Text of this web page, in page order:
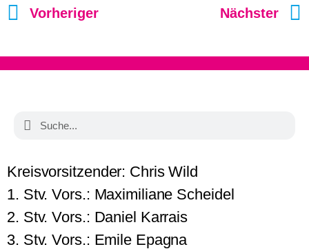
Vorheriger Nächster
Kreisvorsitzender: Chris Wild
1. Stv. Vors.: Maximiliane Scheidel
2. Stv. Vors.: Daniel Karrais
3. Stv. Vors.: Emile Epagna